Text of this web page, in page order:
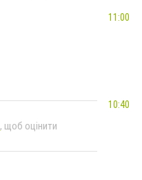
, щоб оцінити
11:00
10:40